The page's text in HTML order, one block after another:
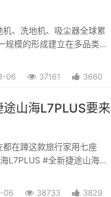
、洗地机、吸尘器全球累
模的形成建立在多品类协
06 37161 3660
山海L7PLUS要来
在蹲这款旅行家用七座
L7PLUS #全新捷途山海
06 38733 3829